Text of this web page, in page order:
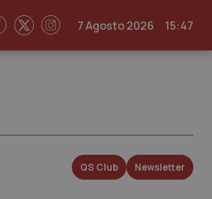
7 Agosto 2026 15:47
QS Club Newsletter